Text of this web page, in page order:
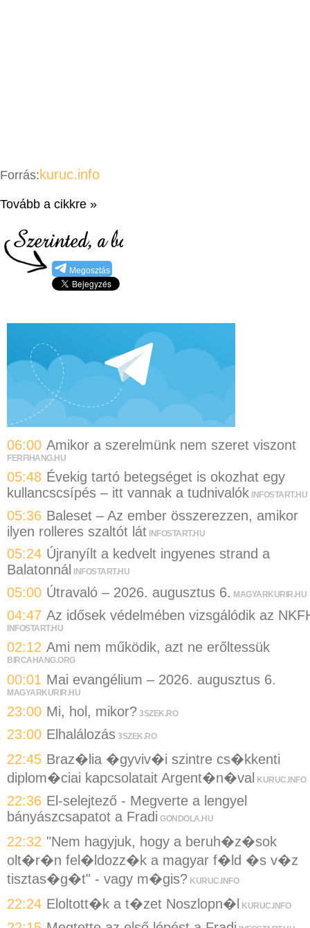
Forrás: kuruc.info
Tovább a cikkre »
Megosztás
06:00 Amikor a szerelmünk nem szeret viszont
FERFIHANG.HU
05:48 Évekig tartó betegséget is okozhat egy
kullancscsípés – itt vannak a tudnivalók INFOSTART.HU
05:36 Baleset – Az ember összerezzen, amikor
ilyen rolleres szaltót lát INFOSTART.HU
05:24 Újranyílt a kedvelt ingyenes strand a
Balatonnál
INFOSTART.HU
05:00 Útravaló – 2026. augusztus 6. MAGYARKURIR.HU
04:47 Az idősek védelmében vizsgálódik az
INFOSTART.HU
02:12 Ami nem működik, azt ne erőltessük
BIRCAHANG.ORG
00:01 Mai evangélium – 2026. augusztus 6.
MAGYARKURIR.HU
23:00 Mi, hol, mikor? 3SZEK.RO
23:00 Elhalálozás 3SZEK.RO
22:45 Braz�lia �gyviv�i szintre cs�kkenti
diplom�ciai kapcsolatait Argent�n�val KURUC.INFO
22:36 El-selejtező - Megverte a lengyel
bányászcsapatot a Fradi GONDOLA.HU
22:32 "Nem hagyjuk, hogy a beruh�z�sok
olt�r�n fel�ldozz�k a magyar f�ld �s v�z
tisztas�g�t" - vagy m�gis? KURUC.INFO
22:24 Eloltott�k a t�zet Noszlopn�l KURUC.INFO